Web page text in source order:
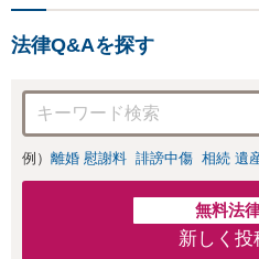
法律Q&Aを探す
例） 離婚 慰謝料 誹謗中傷 相続 遺
無料法
新しく投